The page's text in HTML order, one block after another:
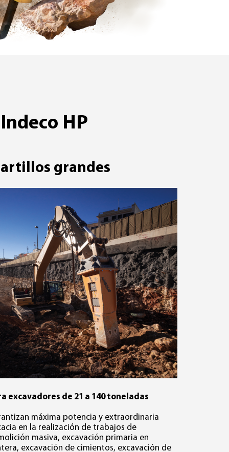
HP
grandes
excavadores de 21 a 140 toneladas
máxima potencia y extraordinaria
en la realización de trabajos de
masiva, excavación primaria en
excavación de cimientos, excavación de